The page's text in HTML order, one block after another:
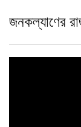
জনকল্যাণের